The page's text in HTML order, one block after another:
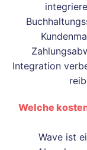
Integration
Welche
Wave ist